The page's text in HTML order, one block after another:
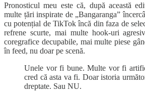
Pronosticul meu este că, după această
multe țări inspirate de „Bangaranga”
cu potențial de TikTok încă din faza de
refrene scurte, mai multe hook-uri
coregrafice decupabile, mai multe piese
în feed, nu doar pe scenă.
Unele vor fi bune. Multe vor fi
cred că asta va fi. Doar istoria
dreptate. Sau NU.